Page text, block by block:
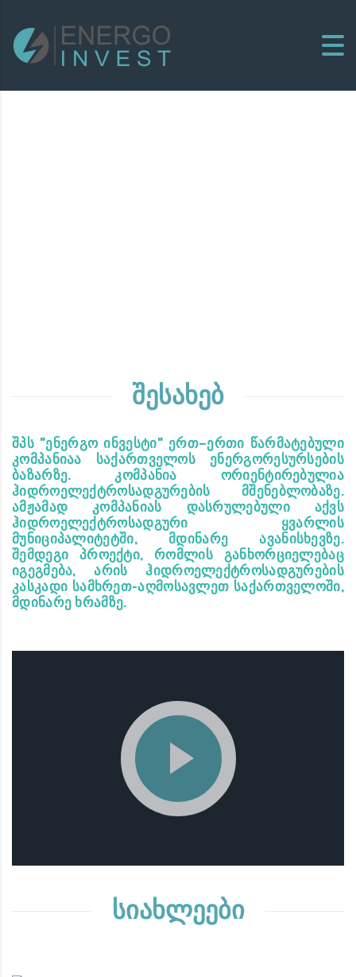
შესახებ
შპს "ენერგო ინვესტი" ერთ–ერთი წარმატებული
კომპანიაა საქართველოს ენერგორესურსების
ბაზარზე. კომპანია ორიენტირებულია
ჰიდროელექტროსადგურების მშენებლობაზე.
ამჟამად კომპანიას დასრულებული აქვს
ჰიდროელექტროსადგური ყვარლის
მუნიციპალიტეტში, მდინარე ავანისხევზე.
შემდეგი პროექტი, რომლის განხორციელებაც
იგეგმება, არის ჰიდროელექტროსადგურების
კასკადი სამხრეთ-აღმოსავლეთ საქართველოში,
მდინარე ხრამზე.
სიახლეები